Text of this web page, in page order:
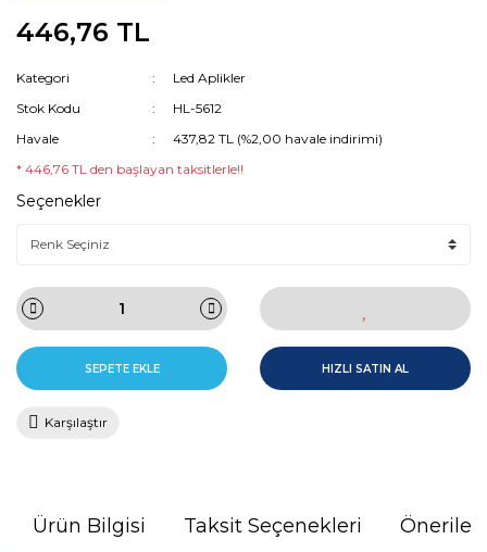
446,76 TL
Kategori
Led Aplikler
Stok Kodu
HL-5612
Havale
437,82 TL (%2,00 havale indirimi)
* 446,76 TL den başlayan taksitlerle!!
Seçenekler
SEPETE EKLE HIZLI SATIN AL
Karşılaştır
Ürün Bilgisi Taksit Seçenekleri